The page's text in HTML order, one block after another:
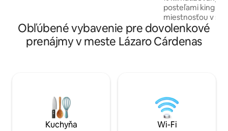
posteľami king
miestnosťou v
4K, Netflixom a
Mbps),
hlavnému parku,
ASIPONA, ktorý
od Malecón de
Obľúbené vybavenie pre dovolenkové
prenájmy v meste Lázaro Cárdenas
Kuchyňa Wi-Fi